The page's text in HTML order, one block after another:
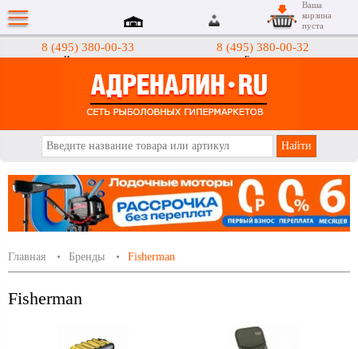
8 (495) 380-00-33
Интернет-магазин
8 (495) 380-00-32
Гипермаркеты
Ваша
корзина
пуста
Главная Бренды Fisherman
Fisherman